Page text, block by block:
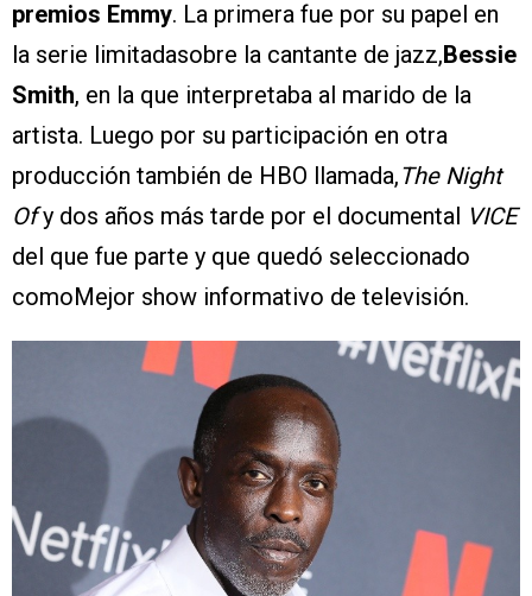
premios Emmy. La primera fue por su papel en
la serie limitadasobre la cantante de jazz, Bessie
Smith, en la que interpretaba al marido de la
artista. Luego por su participación en otra
producción también de HBO llamada,The Night
Ofy dos años más tarde por el documental VICE
del que fue parte y que quedó seleccionado
comoMejor show informativo de televisión.